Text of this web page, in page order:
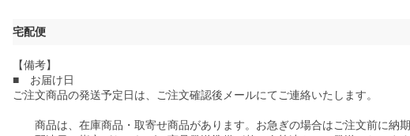
宅配便
【備考】
■ お届け日
ご注文商品の発送予定日は、ご注文確認後メールにてご連絡いたします。
商品は、在庫商品・取寄せ商品があります。お急ぎの場合はご注文前に納期